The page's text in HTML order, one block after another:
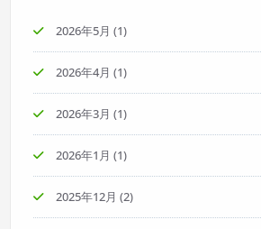
2026年5月 (1)
2026年4月 (1)
2026年3月 (1)
2026年1月 (1)
2025年12月 (2)